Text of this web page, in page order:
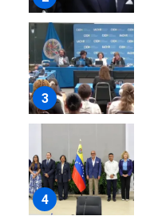
3
4